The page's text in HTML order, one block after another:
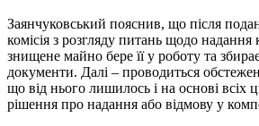
Заянчуковський пояснив, що після
комісія з розгляду питань щодо надання
знищене майно бере її у роботу та
документи. Далі – проводиться
що від нього лишилось і на основі всіх
рішення про надання або відмову у